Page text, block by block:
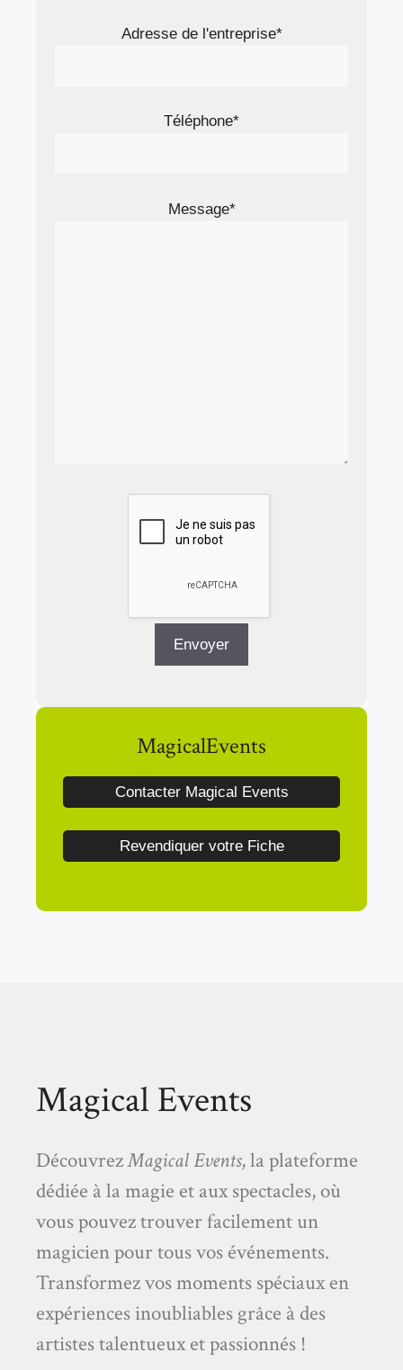
Adresse de l'entreprise*
Téléphone*
Message*
MagicalEvents
Contacter Magical Events
Revendiquer votre Fiche
Magical Events
DécouvrezMagical Events, la plateforme
dédiée à la magie et aux spectacles, où
vous pouvez trouver facilement un
magicien pour tous vos événements.
Transformez vos moments spéciaux en
expériences inoubliables grâce à des
artistes talentueux et passionnés !